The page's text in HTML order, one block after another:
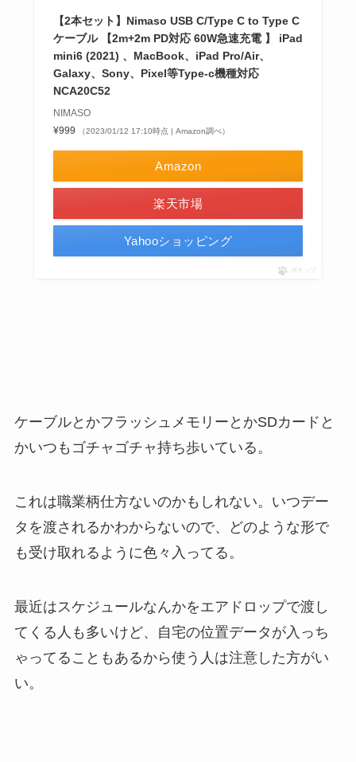
【2本セット】Nimaso USB C/Type C to Type C
ケーブル 【2m+2m PD対応 60W急速充電 】 iPad
mini6 (2021) 、MacBook、iPad Pro/Air、
Galaxy、Sony、Pixel等Type-c機種対応
NCA20C52
NIMASO
¥999
（2023/01/12 17:10時点 | Amazon調べ）
Amazon
楽天市場
Yahooショッピング
ポチップ
ケーブルとかフラッシュメモリーとかSDカードと
かいつもゴチャゴチャ持ち歩いている。
これは職業柄仕方ないのかもしれない。いつデー
タを渡されるかわからないので、どのような形で
も受け取れるように色々入ってる。
最近はスケジュールなんかをエアドロップで渡し
てくる人も多いけど、自宅の位置データが入っち
ゃってることもあるから使う人は注意した方がい
い。